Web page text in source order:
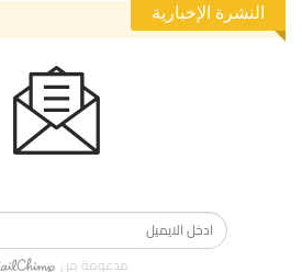
النشرة الإخبارية
مدعومة من